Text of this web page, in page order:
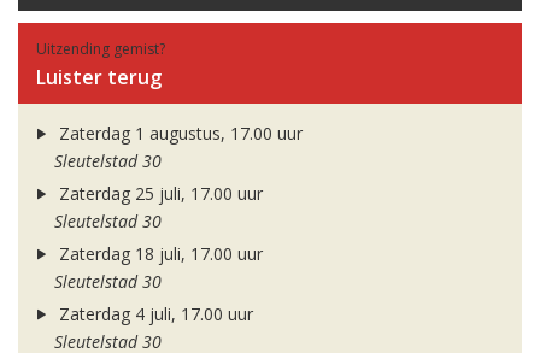
Uitzending gemist?
Luister terug
Zaterdag 1 augustus, 17.00 uur
Sleutelstad 30
Zaterdag 25 juli, 17.00 uur
Sleutelstad 30
Zaterdag 18 juli, 17.00 uur
Sleutelstad 30
Zaterdag 4 juli, 17.00 uur
Sleutelstad 30